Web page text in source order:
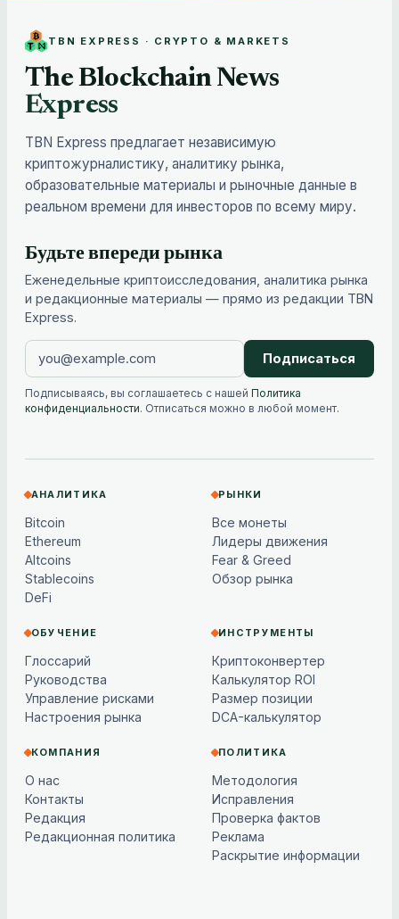
TBN EXPRESS · CRYPTO & MARKETS
The Blockchain News
Express
TBN Express предлагает независимую
криптожурналистику, аналитику рынка,
образовательные материалы и рыночные данные в
реальном времени для инвесторов по всему миру.
Будьте впереди рынка
Еженедельные криптоисследования, аналитика рынка
и редакционные материалы — прямо из редакции TBN
Express.
Подписаться
Подписываясь, вы соглашаетесь с нашей Политика
конфиденциальности. Отписаться можно в любой момент.
АНАЛИТИКА
Bitcoin
Ethereum
Altcoins
Stablecoins
DeFi
РЫНКИ
Все монеты
Лидеры движения
Fear & Greed
Обзор рынка
ОБУЧЕНИЕ
Глоссарий
Руководства
Управление рисками
Настроения рынка
ИНСТРУМЕНТЫ
Криптоконвертер
Калькулятор ROI
Размер позиции
DCA-калькулятор
КОМПАНИЯ
О нас
Контакты
Редакция
Редакционная политика
ПОЛИТИКА
Методология
Исправления
Проверка фактов
Реклама
Раскрытие информации